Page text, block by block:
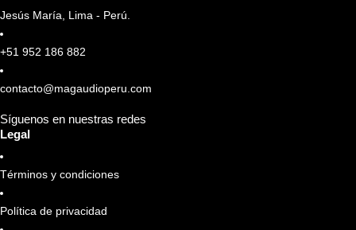
Jesús María, Lima - Perú.
+51 952 186 882
contacto@magaudioperu.com
Síguenos en nuestras redes
Legal
Términos y condiciones
Política de privacidad